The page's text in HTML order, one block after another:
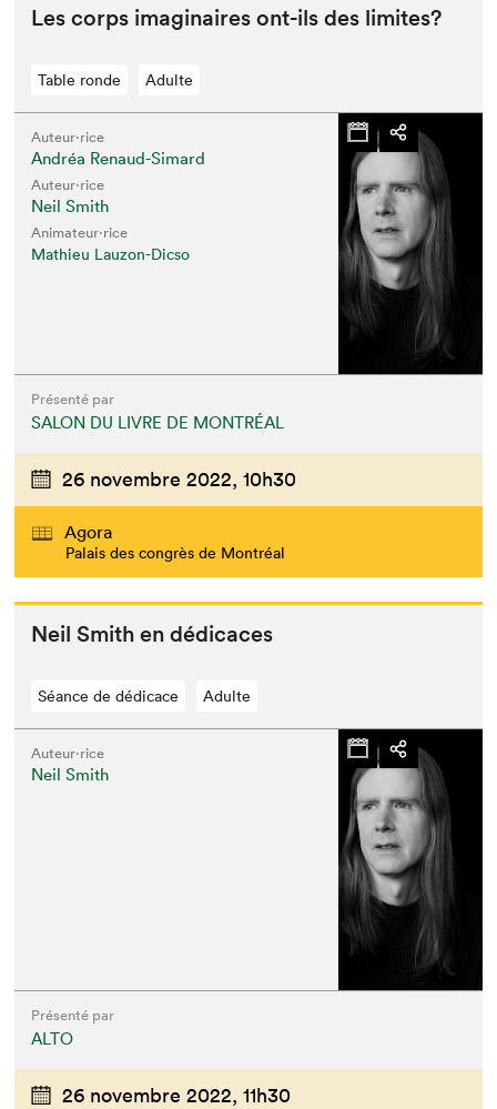
Les corps imag­i­naires ont-ils des limites?
Table ronde Adulte
Auteur·rice
Andréa Renaud-Simard
Auteur·rice
Neil Smith
Animateur⋅rice
Mathieu Lauzon-Dicso
Présenté par
SALON DU LIVRE DE MONTRÉAL
26 novembre 2022, 10h30
Agora
Palais des congrès de Montréal
Neil Smith en dédicaces
Séance de dédicace Adulte
Auteur·rice
Neil Smith
Présenté par
ALTO
26 novembre 2022, 11h30